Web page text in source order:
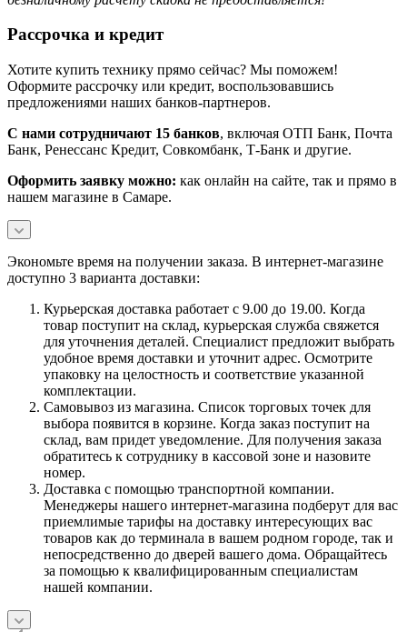
Рассрочка и кредит
Хотите купить технику прямо сейчас? Мы поможем!
Оформите рассрочку или кредит, воспользовавшись
предложениями наших банков-партнеров.
С нами сотрудничают 15 банков, включая ОТП Банк, Почта
Банк, Ренессанс Кредит, Совкомбанк, Т-Банк и другие.
Оформить заявку можно: как онлайн на сайте, так и прямо в
нашем магазине в Самаре.
Экономьте время на получении заказа. В интернет-магазине
доступно 3 варианта доставки:
Курьерская доставка работает с 9.00 до 19.00. Когда
товар поступит на склад, курьерская служба свяжется
для уточнения деталей. Специалист предложит выбрать
удобное время доставки и уточнит адрес. Осмотрите
упаковку на целостность и соответствие указанной
комплектации.
Самовывоз из магазина. Список торговых точек для
выбора появится в корзине. Когда заказ поступит на
склад, вам придет уведомление. Для получения заказа
обратитесь к сотруднику в кассовой зоне и назовите
номер.
Доставка с помощью транспортной компании.
Менеджеры нашего интернет-магазина подберут для вас
приемлимые тарифы на доставку интересующих вас
товаров как до терминала в вашем родном городе, так и
непосредственно до дверей вашего дома. Обращайтесь
за помощью к квалифицированным специалистам
нашей компании.